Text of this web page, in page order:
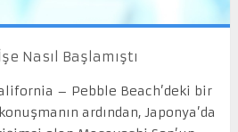
Nasıl Başlamıştı
– Pebble Beach’deki bir
ardından, Japonya’da